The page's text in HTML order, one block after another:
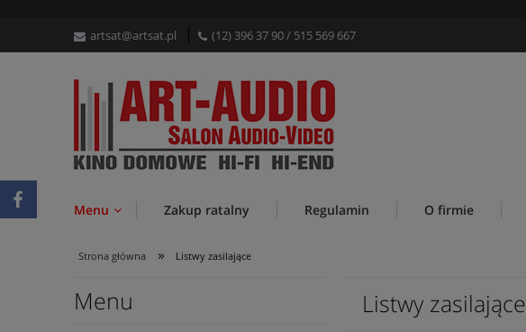
artsat@artsat.pl (12) 396 37 90/ 515 569 667
Menu Zakup ratalny Regulamin O firmie
Strona główna » Listwy zasilające
Menu Listwy zasilające